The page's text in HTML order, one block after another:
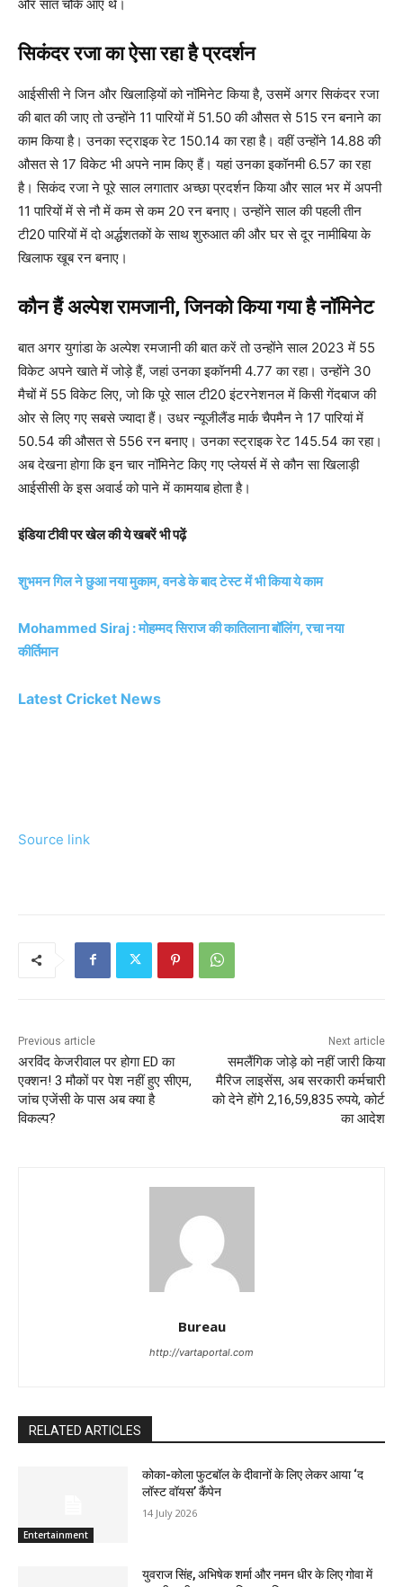
और सात चौके आए थे।
सिकंदर रजा का ऐसा रहा है प्रदर्शन
आईसीसी ने जिन और खिलाड़ियों को नॉमिनेट किया है, उसमें अगर सिकंदर रजा
की बात की जाए तो उन्होंने 11 पारियों में 51.50 की औसत से 515 रन बनाने का
काम किया है। उनका स्ट्राइक रेट 150.14 का रहा है। वहीं उन्होंने 14.88 की
औसत से 17 विकेट भी अपने नाम किए हैं। यहां उनका इकॉनमी 6.57 का रहा
है। सिकंद रजा ने पूरे साल लगातार अच्छा प्रदर्शन किया और साल भर में अपनी
11 पारियों में से नौ में कम से कम 20 रन बनाए। उन्होंने साल की पहली तीन
टी20 पारियों में दो अर्द्धशतकों के साथ शुरुआत की और घर से दूर नामीबिया के
खिलाफ खूब रन बनाए।
कौन हैं अल्पेश रामजानी, जिनको किया गया है नॉमिनेट
बात अगर युगांडा के अल्पेश रमजानी की बात करें तो उन्होंने साल 2023 में 55
विकेट अपने खाते में जोड़े हैं, जहां उनका इकॉनमी 4.77 का रहा। उन्होंने 30
मैचों में 55 विकेट लिए, जो कि पूरे साल टी20 इंटरनेशनल में किसी गेंदबाज की
ओर से लिए गए सबसे ज्यादा ​हैं। उधर न्यूजीलैंड मार्क चैपमैन ने 17 पारियां में
50.54 की औसत से 556 रन बनाए। उनका स्ट्राइक रेट 145.54 का रहा।
अब देखना होगा कि इन चार नॉमिनेट किए गए ​प्लेयर्स में से कौन सा खिलाड़ी
आईसीसी के इस अवार्ड को पाने में कामयाब होता है।
इंडिया टीवी पर खेल की ये खबरें भी पढ़ें
शुभमन गिल ने छुआ नया मुकाम, वनडे के बाद टेस्ट में भी किया ये काम
Mohammed Siraj : मोहम्मद सिराज की कातिलाना बॉलिंग, रचा नया
कीर्तिमान
Latest Cricket News
Source link
Previous article
अरविंद केजरीवाल पर होगा ED का
एक्‍शन! 3 मौकों पर पेश नहीं हुए सीएम,
जांच एजेंसी के पास अब क्‍या है
विकल्‍प?
Next article
समलैंगिक जोड़े को नहीं जारी किया
मैरिज लाइसेंस, अब सरकारी कर्मचारी
को देने होंगे 2,16,59,835 रुपये, कोर्ट
का आदेश
Bureau
http://vartaportal.com
RELATED ARTICLES
Entertainment
कोका-कोला फुटबॉल के दीवानों के लिए लेकर आया ‘द
लॉस्‍ट वॉयस’ कैंपेन
14 July 2026
युवराज सिंह, अभिषेक शर्मा और नमन धीर के लिए गोवा में